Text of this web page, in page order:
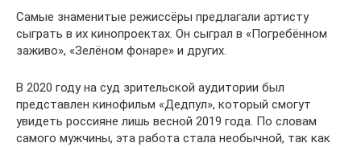
Самые знаменитые режиссёры предлагали артисту
сыграть в их кинопроектах. Он сыграл в «Погребённом
заживо», «Зелёном фонаре» и других.
В 2020 году на суд зрительской аудитории был
представлен кинофильм «Дедпул», который смогут
увидеть россияне лишь весной 2019 года. По словам
самого мужчины, эта работа стала необычной, так как